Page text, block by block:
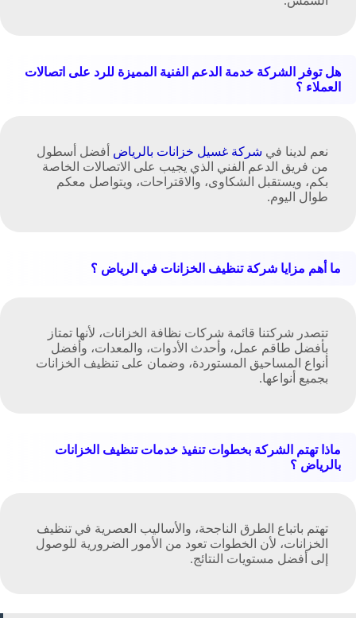
هل توفر الشركة خدمة الدعم الفنية المميزة للرد على اتصالات
العملاء ؟
نعم لدينا في شركة غسيل خزانات بالرياض أفضل أسطول
من فريق الدعم الفني الذي يجيب على الاتصالات الخاصة
بكم، ويستقبل الشكاوى، والاقتراحات، ويتواصل معكم
طوال اليوم.
ما أهم مزايا شركة تنظيف الخزانات في الرياض ؟
تتصدر شركتنا قائمة شركات نظافة الخزانات، لأنها تمتاز
بأفضل طاقم عمل، وأحدث الأدوات، والمعدات، وأفضل
أنواع المساحيق المستوردة، وضمان على تنظيف الخزانات
بجميع أنواعها.
ماذا تهتم الشركة بخطوات تنفيذ خدمات تنظيف الخزانات
بالرياض ؟
تهتم باتباع الطرق الناجحة، والأساليب العصرية في تنظيف
الخزانات، لأن الخطوات تعود من الأمور الضرورية للوصول
إلى أفضل مستويات النتائج.